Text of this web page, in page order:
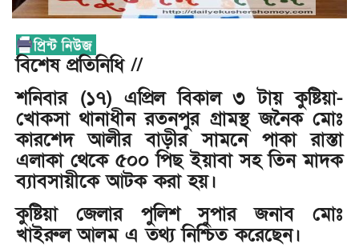
বিশেষ প্রতিনিধি //
শনিবার (১৭) এপ্রিল বিকাল ৩ টায় কুষ্টিয়া-
খোকসা থানাধীন রতনপুর গ্রামস্থ জনৈক মোঃ
কারশেদ আলীর বাড়ীর সামনে পাকা রাস্তা
এলাকা থেকে ৫০০ পিছ ইয়াবা সহ তিন মাদক
ব্যাবসায়ীকে আটক করা হয়।
কুষ্টিয়া জেলার পুলিশ সুপার জনাব মোঃ
খাইরুল আলম এ তথ্য নিশ্চিত করেছেন।